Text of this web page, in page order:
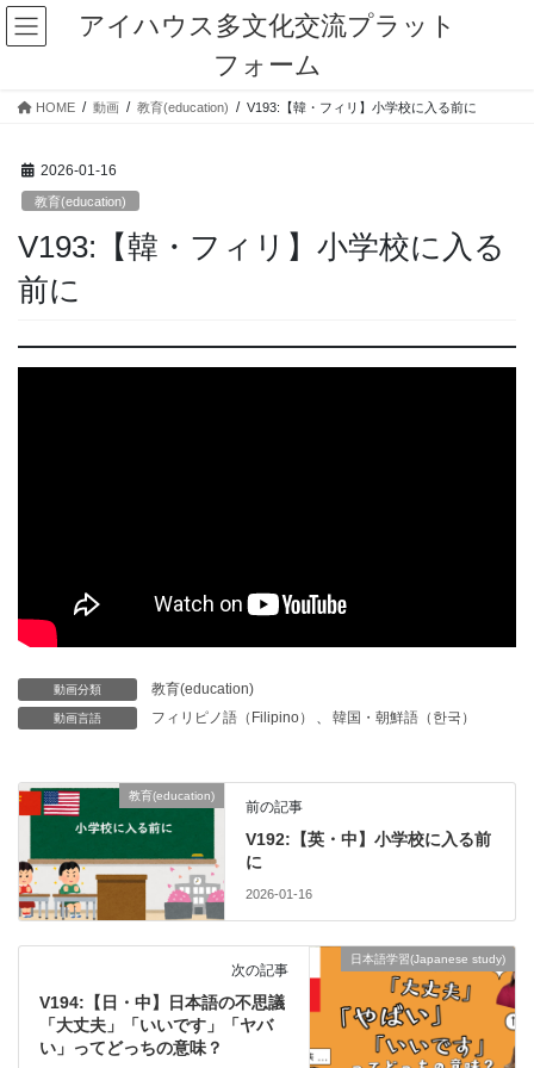
コ
ン
ナ
ビ
アイハウス多文化交流プラット
フォーム
HOME 動画 教育(education) V193:【韓・フィリ】小学校に入る前に
2026-01-16
教育(education)
V193:【韓・フィリ】小学校に入る
前に
動画分類 教育(education)
動画言語 フィリピノ語（Filipino） 、 韓国・朝鮮語（한국）
教育(education)
前の記事
V192:【英・中】小学校に入る前
に
2026-01-16
日本語学習(Japanese study)
次の記事
V194:【日・中】日本語の不思議
「大丈夫」「いいです」「ヤバ
い」ってどっちの意味？